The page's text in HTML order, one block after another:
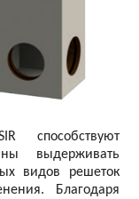
способствуют
выдерживать
видов решеток
Благодаря